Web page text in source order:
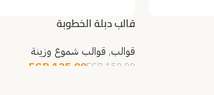
قالب دبلة الخطوبة
قوالب, قوالب شموع وزينة
150.00
EGP
125.00
EGP